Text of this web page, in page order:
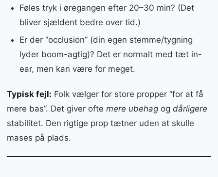
Føles tryk i øregangen efter 20–30 min? (Det
bliver sjældent bedre over tid.)
Er der “occlusion” (din egen stemme/tygning
lyder boom-agtig)? Det er normalt med tæt in-
ear, men kan være for meget.
Typisk fejl: Folk vælger for store propper “for at få
mere bas”. Det giver ofte mere ubehag og dårligere
stabilitet. Den rigtige prop tætner uden at skulle
mases på plads.